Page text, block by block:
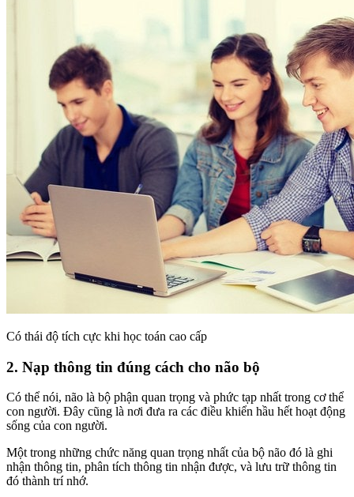
Có thái độ tích cực khi học toán cao cấp
2. Nạp thông tin đúng cách cho não bộ
Có thể nói, não là bộ phận quan trọng và phức tạp nhất trong cơ thể
con người. Đây cũng là nơi đưa ra các điều khiển hầu hết hoạt động
sống của con người.
Một trong những chức năng quan trọng nhất của bộ não đó là ghi
nhận thông tin, phân tích thông tin nhận được, và lưu trữ thông tin
đó thành trí nhớ.